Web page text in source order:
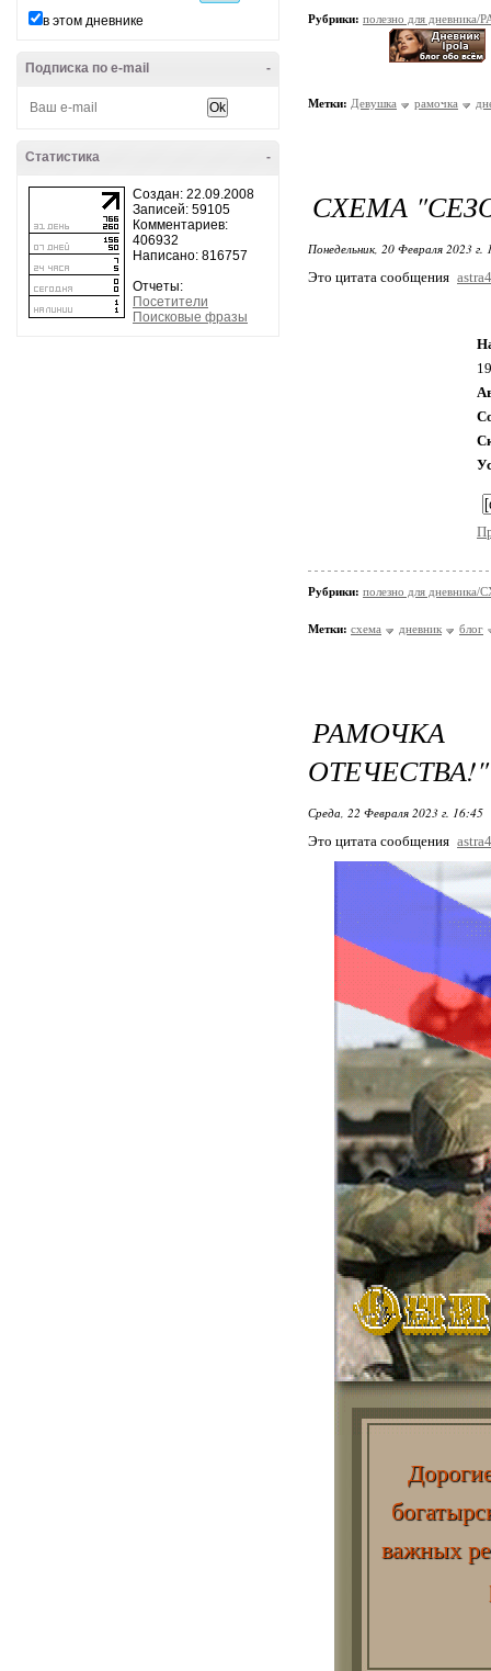
в этом дневнике
-
Подписка по e-mail
-
Статистика
Создан: 22.09.2008
Записей: 59105
Комментариев:
406932
Написано: 816757
Отчеты:
Посетители
Поисковые фразы
Рубрики: полезно для
Метки: Девушка рамочка
СХЕМА
Понедельник, 20 Февраля 2023
Это цитата сообщения astra4
Рубрики: полезно для
Метки: схема дневник блог
ОТЕЧЕСТВА!"
Среда, 22 Февраля 2023 г. 16:45
Это цитата сообщения astra4
важных